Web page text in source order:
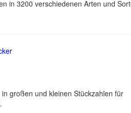
in 3200 verschiedenen Arten und
großen und kleinen Stückzahlen für